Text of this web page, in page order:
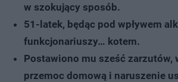
w szokujący sposób.
51-latek, będąc pod wpływem
funkcjonariuszy… kotem.
Postawiono mu sześć zarzutów,
przemoc domową i naruszenie